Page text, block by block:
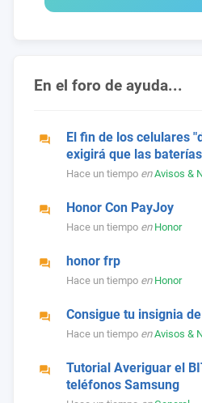
En el foro de ayuda...
El fin de los celulares
exigirá que las
Hace un tiempo enAvisos &
Honor Con PayJoy
Hace un tiempo en Honor
honor frp
Hace un tiempo en Honor
Consigue tu insignia
Hace un tiempo enAvisos &
Tutorial Averiguar el
teléfonos Samsung